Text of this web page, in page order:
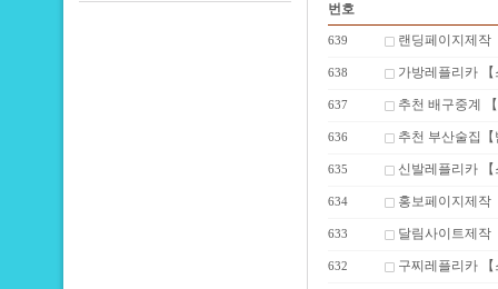
번호
639 랜딩페이지제작
638 가방레플리카
637 추천 배구중계
636 추천 부산술집
635 신발레플리카
634 홍보페이지제작
633 달림사이트제작
632 구찌레플리카